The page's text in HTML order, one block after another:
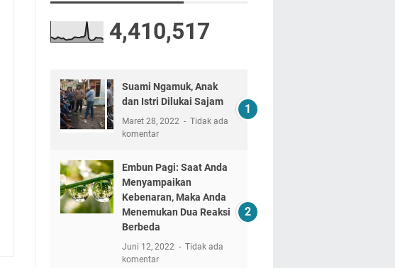
4,410,517
Suami Ngamuk, Anak
dan Istri Dilukai Sajam
Maret 28, 2022
Tidak ada
komentar
Embun Pagi: Saat Anda
Menyampaikan
Kebenaran, Maka Anda
Menemukan Dua Reaksi
Berbeda
Juni 12, 2022
Tidak ada
komentar